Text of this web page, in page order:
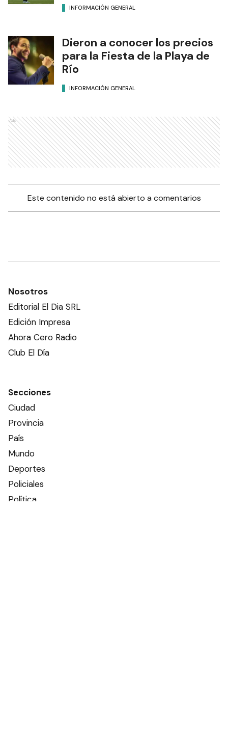
INFORMACIÓN GENERAL
Dieron a conocer los precios
para la Fiesta de la Playa de
Río
INFORMACIÓN GENERAL
Ads
Este contenido no está abierto a comentarios
Nosotros
Editorial El Dia SRL
Edición Impresa
Ahora Cero Radio
Club El Día
Secciones
Ciudad
Provincia
País
Mundo
Deportes
Policiales
Política